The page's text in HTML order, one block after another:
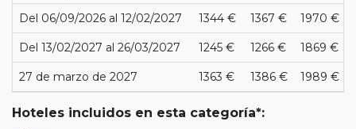
Del 06/09/2026 al 12/02/2027 1344 € 1367 € 1970 €
Del 13/02/2027 al 26/03/2027 1245 € 1266 € 1869 €
27 de marzo de 2027 1363 € 1386 € 1989 €
Hoteles incluidos en esta categoría*: